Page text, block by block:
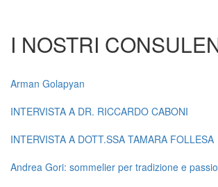
I NOSTRI
Arman Golapyan
INTERVISTA A DR. RICCARDO CABONI
INTERVISTA A DOTT.SSA TAMARA FOLLESA
Andrea Gori: sommelier per tradizione e